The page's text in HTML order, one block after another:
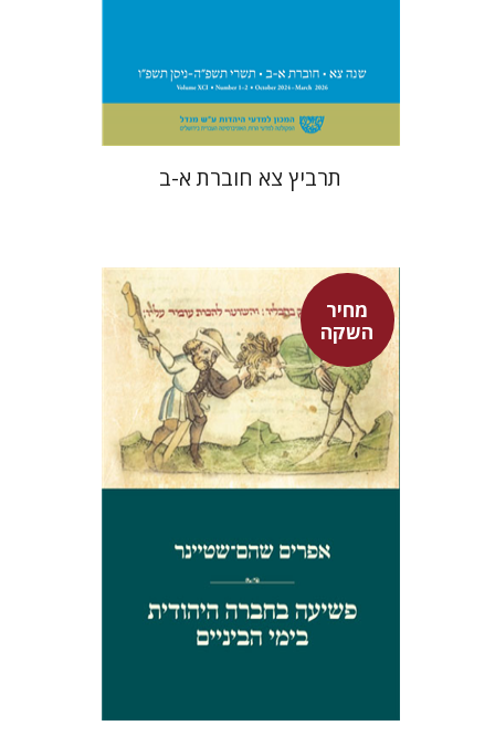
$63
$57
תרביץ צא חוברת א-ב
מחיר
השקה
אפרים שהם-שטיינר
מחיר השקה
$42
$29